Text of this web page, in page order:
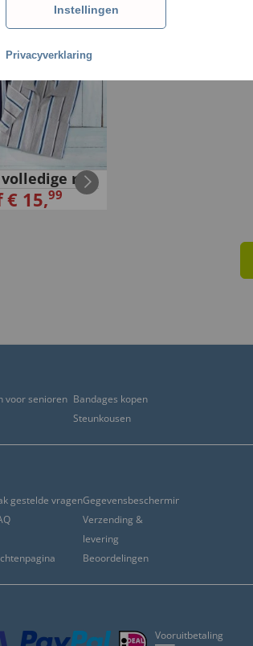
rits
€ 15,99
voor senioren Bandages kopen
Steunkousen
gestelde vragenGegevensbescherming
Verzending &
levering
Beoordelingen
Vooruitbetaling
Instellingen
Privacyverklaring